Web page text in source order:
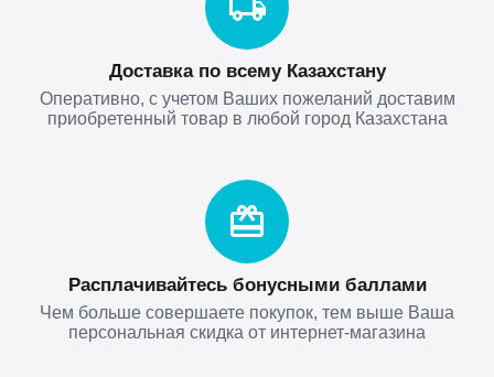
Доставка по всему Казахстану
Оперативно, с учетом Ваших пожеланий доставим
приобретенный товар в любой город Казахстана
Расплачивайтесь бонусными баллами
Чем больше совершаете покупок, тем выше Ваша
персональная скидка от интернет-магазина